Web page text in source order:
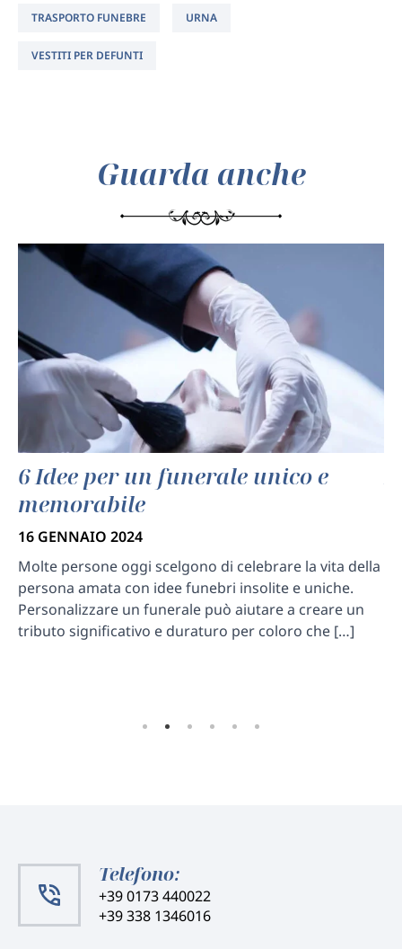
TRASPORTO FUNEBRE URNA
VESTITI PER DEFUNTI
Guarda anche
6 Idee per un funerale unico e
memorabile
16 GENNAIO 2024
Molte persone oggi scelgono di celebrare la vita della
persona amata con idee funebri insolite e uniche.
Personalizzare un funerale può aiutare a creare un
tributo significativo e duraturo per coloro che […]
Telefono:
+39 0173 440022
+39 338 1346016